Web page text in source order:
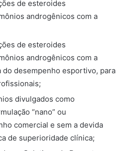
de esteroides
androgênicos com a
de esteroides
androgênicos com a
desempenho esportivo, para
divulgados como
“nano” ou
comercial e sem a devida
de superioridade clínica;